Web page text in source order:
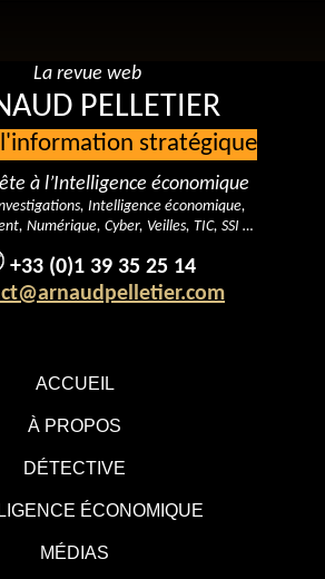
ACCUEIL
À PROPOS
DÉTECTIVE
ÉCONOMIQUE
MÉDIAS
La revue web
PELLETIER
stratégique
à l’Intelligence économique
Intelligence économique,
Numérique, Cyber, Veilles, TIC, SSI …
+33 (0)1 39 35 25 14